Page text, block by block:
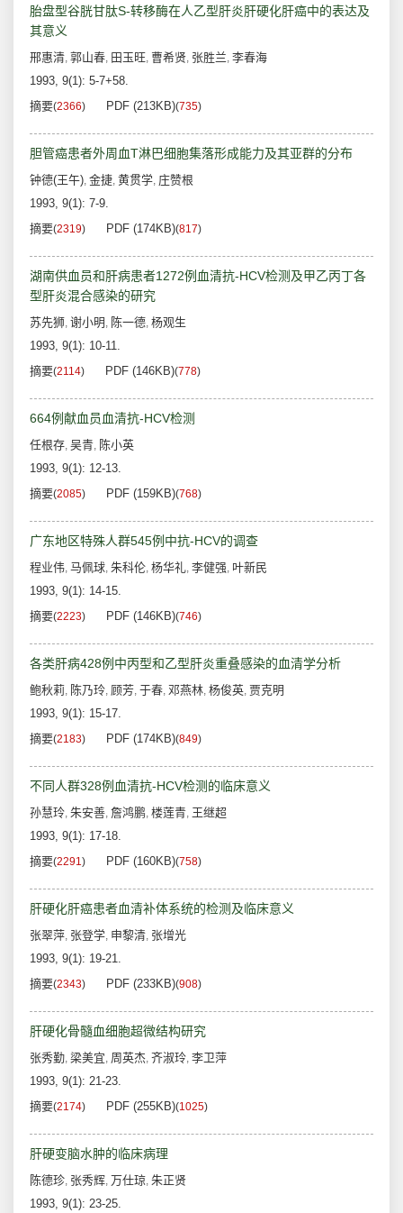
胎盘型谷胱甘肽S-转移酶在人乙型肝炎肝硬化肝癌中的表达及
其意义
邢惠清, 郭山春, 田玉旺, 曹希贤, 张胜兰, 李春海
1993, 9(1): 5-7+58.
摘要(2366) PDF (213KB)(735)
胆管癌患者外周血T淋巴细胞集落形成能力及其亚群的分布
钟德(王午), 金捷, 黄贯学, 庄赞根
1993, 9(1): 7-9.
摘要(2319) PDF (174KB)(817)
湖南供血员和肝病患者1272例血清抗-HCV检测及甲乙丙丁各
型肝炎混合感染的研究
苏先狮, 谢小明 , 陈一德, 杨观生
1993, 9(1): 10-11.
摘要(2114) PDF (146KB)(778)
664例献血员血清抗-HCV检测
任根存, 吴青, 陈小英
1993, 9(1): 12-13.
摘要(2085) PDF (159KB)(768)
广东地区特殊人群545例中抗-HCV的调查
程业伟, 马佩球, 朱科伦, 杨华礼, 李健强, 叶新民
1993, 9(1): 14-15.
摘要(2223) PDF (146KB)(746)
各类肝病428例中丙型和乙型肝炎重叠感染的血清学分析
鲍秋莉, 陈乃玲, 顾芳, 于春, 邓燕林, 杨俊英, 贾克明
1993, 9(1): 15-17.
摘要(2183) PDF (174KB)(849)
不同人群328例血清抗-HCV检测的临床意义
孙慧玲, 朱安善, 詹鸿鹏, 楼莲青, 王继超
1993, 9(1): 17-18.
摘要(2291) PDF (160KB)(758)
肝硬化肝癌患者血清补体系统的检测及临床意义
张翠萍, 张登学, 申黎清, 张增光
1993, 9(1): 19-21.
摘要(2343) PDF (233KB)(908)
肝硬化骨髓血细胞超微结构研究
张秀勤, 梁美宜, 周英杰, 齐淑玲, 李卫萍
1993, 9(1): 21-23.
摘要(2174) PDF (255KB)(1025)
肝硬变脑水肿的临床病理
陈德珍, 张秀辉, 万仕琼, 朱正贤
1993, 9(1): 23-25.